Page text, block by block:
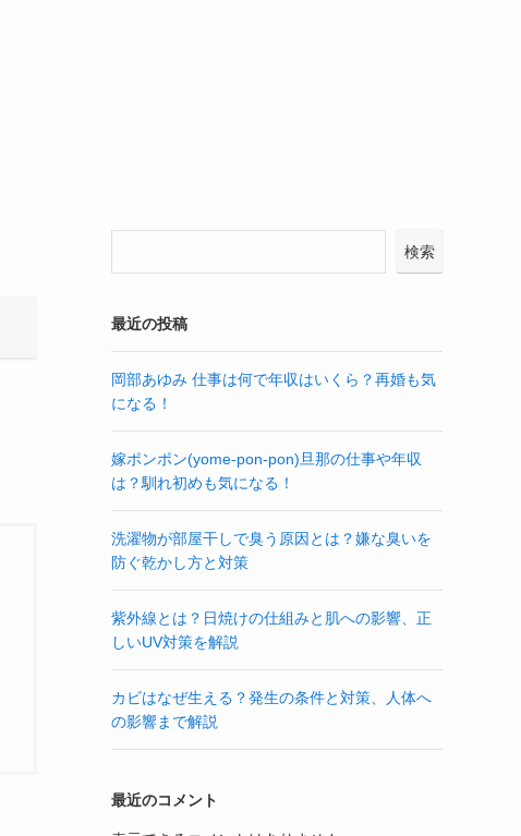
検索
最近の投稿
岡部あゆみ 仕事は何で年収はいくら？再婚も気
になる！
嫁ポンポン(yome-pon-pon)旦那の仕事や年収
は？馴れ初めも気になる！
洗濯物が部屋干しで臭う原因とは？嫌な臭いを
防ぐ乾かし方と対策
紫外線とは？日焼けの仕組みと肌への影響、正
しいUV対策を解説
カビはなぜ生える？発生の条件と対策、人体へ
の影響まで解説
最近のコメント